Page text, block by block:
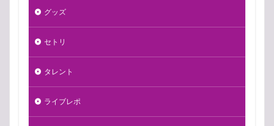
グッズ
セトリ
タレント
ライブレポ